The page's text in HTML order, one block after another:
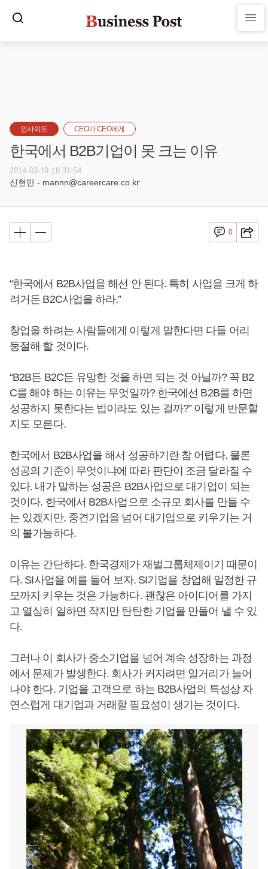
인사이트 CEO가 CEO에게
한국에서 B2B기업이 못 크는 이유
2014-03-19 18:31:54
신현만 - mannn@careercare.co.kr
0
“한국에서 B2B사업을 해선 안 된다. 특히 사업을 크게 하
려거든 B2C사업을 하라.”
창업을 하려는 사람들에게 이렇게 말한다면 다들 어리
둥절해 할 것이다.
“B2B든 B2C든 유망한 것을 하면 되는 것 아닐까? 꼭 B2
C를 해야 하는 이유는 무엇일까? 한국에선 B2B를 하면
성공하지 못한다는 법이라도 있는 걸까?” 이렇게 반문할
지도 모른다.
한국에서 B2B사업을 해서 성공하기란 참 어렵다. 물론
성공의 기준이 무엇이냐에 따라 판단이 조금 달라질 수
있다. 내가 말하는 성공은 B2B사업으로 대기업이 되는
것이다. 한국에서 B2B사업으로 소규모 회사를 만들 수
는 있겠지만, 중견기업을 넘어 대기업으로 키우기는 거
의 불가능하다.
이유는 간단하다. 한국경제가 재벌그룹체제이기 때문이
다. SI사업을 예를 들어 보자. SI기업을 창업해 일정한 규
모까지 키우는 것은 가능하다. 괜찮은 아이디어를 가지
고 열심히 일하면 작지만 탄탄한 기업을 만들어 낼 수 있
다.
그러나 이 회사가 중소기업을 넘어 계속 성장하는 과정
에서 문제가 발생한다. 회사가 커지려면 일거리가 늘어
나야 한다. 기업을 고객으로 하는 B2B사업의 특성상 자
연스럽게 대기업과 거래할 필요성이 생기는 것이다.